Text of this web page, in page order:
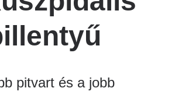
pitvart és a jobb